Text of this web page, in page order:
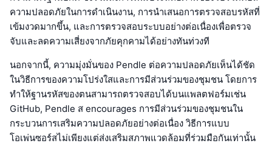
ความปลอดภัยในการดำเนินงาน, การนำเสนอการตรวจสอบรหัสที่
เข้มงวดมากขึ้น, และการตรวจสอบระบบอย่างต่อเนื่องเพื่อตรวจ
จับและลดความเสี่ยงจากภัยคุกคามได้อย่างทันท่วงที
นอกจากนี้, ความมุ่งมั่นของ Pendle ต่อความปลอดภัยเห็นได้ชัด
ในวิธีการของความโปร่งใสและการมีส่วนร่วมของชุมชน โดยการ
ทำให้ฐานรหัสของตนสามารถตรวจสอบได้บนแพลตฟอร์มเช่น
GitHub, Pendle ส encourages การมีส่วนร่วมของชุมชนใน
กระบวนการเสริมความปลอดภัยอย่างต่อเนื่อง วิธีการแบบ
โอเพ่นซอร์สไม่เพียงแต่ส่งเสริมสภาพแวดล้อมที่ร่วมมือกันเท่านั้น